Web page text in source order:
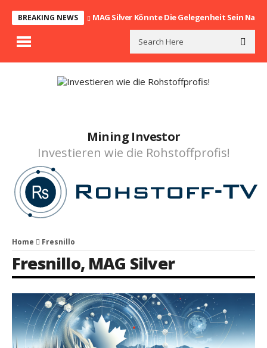
BREAKING NEWS MAG Silver Könnte Die Gelegenheit Sein
Mining Investor
Investieren wie die Rohstoffprofis!
Home Fresnillo
Fresnillo, MAG Silver